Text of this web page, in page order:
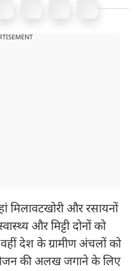
और रसायनों
और मिट्टी दोनों को
देश के ग्रामीण अंचलों को
की अलख जगाने के लिए